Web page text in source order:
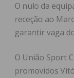
O nulo da
receção ao
garantir vaga
O União Sport
promovidos